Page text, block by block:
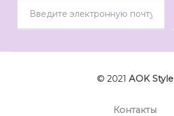
© 2021 AOK Style
Контакты